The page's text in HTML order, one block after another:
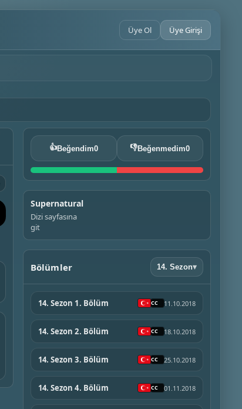
Üye Ol Üye Girişi
👍Beğendim0 👎Beğenmedim0
Supernatural
Dizi sayfasına
git
Bölümler 14. Sezon▾
14. Sezon 1. Bölüm 11.10.2018
14. Sezon 2. Bölüm 18.10.2018
14. Sezon 3. Bölüm 25.10.2018
14. Sezon 4. Bölüm 01.11.2018